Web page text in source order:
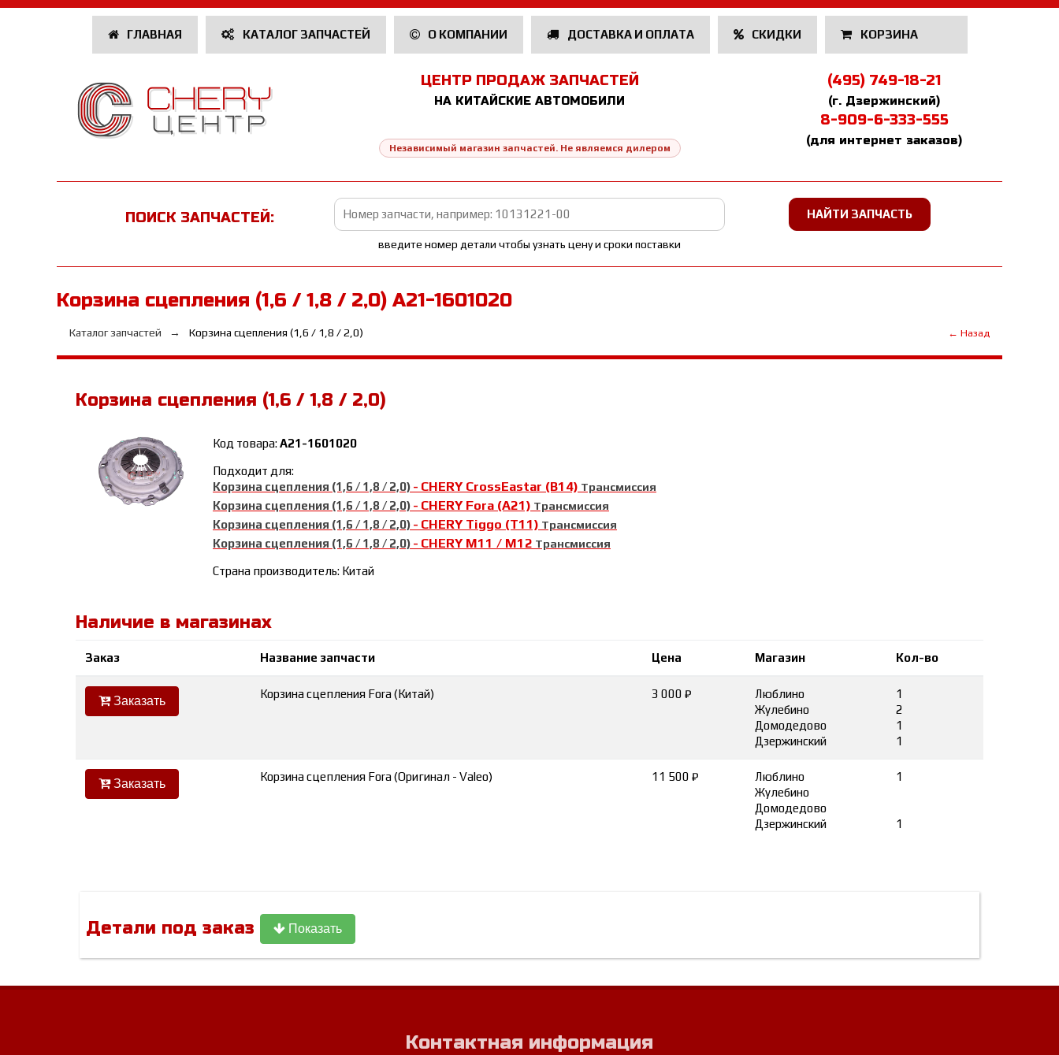
ГЛАВНАЯ КАТАЛОГ ЗАПЧАСТЕЙ О КОМПАНИИ ДОСТАВКА И ОПЛАТА СКИДКИ КОРЗИНА
ЦЕНТР ПРОДАЖ ЗАПЧАСТЕЙ
НА КИТАЙСКИЕ АВТОМОБИЛИ
Независимый магазин запчастей. Не являемся дилером
(495) 749-18-21
(г. Дзержинский)
8-909-6-333-555
(для интернет заказов)
ПОИСК ЗАПЧАСТЕЙ:
введите номер детали чтобы узнать цену и сроки поставки
Корзина сцепления (1,6 / 1,8 / 2,0) A21-1601020
Каталог запчастей Корзина сцепления (1,6 / 1,8 / 2,0) ← Назад
Корзина сцепления (1,6 / 1,8 / 2,0)
Код товара:A21-1601020
Подходит для:
Корзина сцепления (1,6 / 1,8 / 2,0) - CHERY CrossEastar (B14) Трансмиссия
Корзина сцепления (1,6 / 1,8 / 2,0) - CHERY Fora (A21) Трансмиссия
Корзина сцепления (1,6 / 1,8 / 2,0) - CHERY Tiggo (T11) Трансмиссия
Корзина сцепления (1,6 / 1,8 / 2,0) - CHERY М11 / М12 Трансмиссия
Страна производитель: Китай
Наличие в магазинах
Заказ Название запчасти Цена Магазин Кол-во
Заказать
Корзина сцепления Fora (Китай) 3 000 ₽
Люблино
Жулебино
Домодедово
Дзержинский
1
2
1
1
Заказать
Корзина сцепления Fora (Оригинал - Valeo) 11 500 ₽
Люблино
Жулебино
Домодедово
Дзержинский
1
1
Детали под заказ Показать
Контактная информация